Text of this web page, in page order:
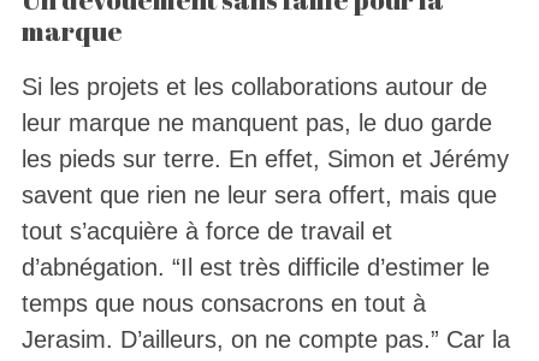
marque
Si les projets et les collaborations autour de
leur marque ne manquent pas, le duo garde
les pieds sur terre. En effet, Simon et Jérémy
savent que rien ne leur sera offert, mais que
tout s’acquière à force de travail et
d’abnégation. “Il est très difficile d’estimer le
temps que nous consacrons en tout à
Jerasim. D’ailleurs, on ne compte pas.” Car la